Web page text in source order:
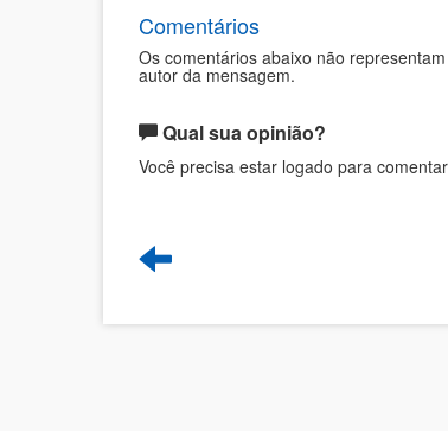
Comentários
Os comentários abaixo não
autor da mensagem.
Qual sua opinião?
Você precisa estar logado para